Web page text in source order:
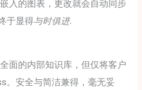
入的图表，更改就会自动同步
于显得与时俱进.
面的内部知识库，但仅将客户
。安全与简洁兼得，毫无妥